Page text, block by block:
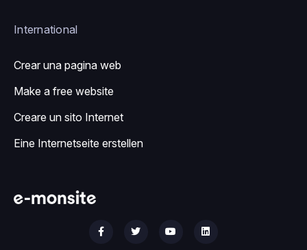
International
Crear una pagina web
Make a free website
Creare un sito Internet
Eine Internetseite erstellen